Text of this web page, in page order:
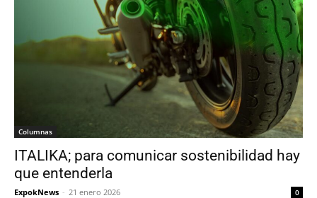
Columnas
ITALIKA; para comunicar sostenibilidad hay
que entenderla
ExpokNews - 21 enero 2026 0